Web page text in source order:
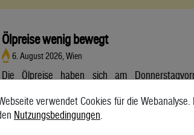
Ölpreise wenig bewegt
6. August 2026, Wien
Die Ölpreise haben sich am
Brent aus der Nordsee mit Lieferung
Vormittag 79,75 US-Dollar und damit 0,4 Prozent
verwendet Cookies für die Webanalyse.
Nutzungsbedingungen.